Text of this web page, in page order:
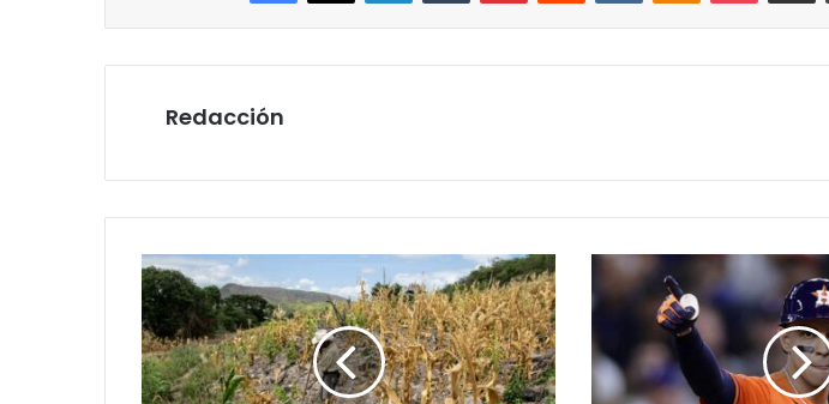
Redacción
SAG
pide
evitar
siembras
en
75
Congreso
Nacional
otorgará
máxima
condecoración
al